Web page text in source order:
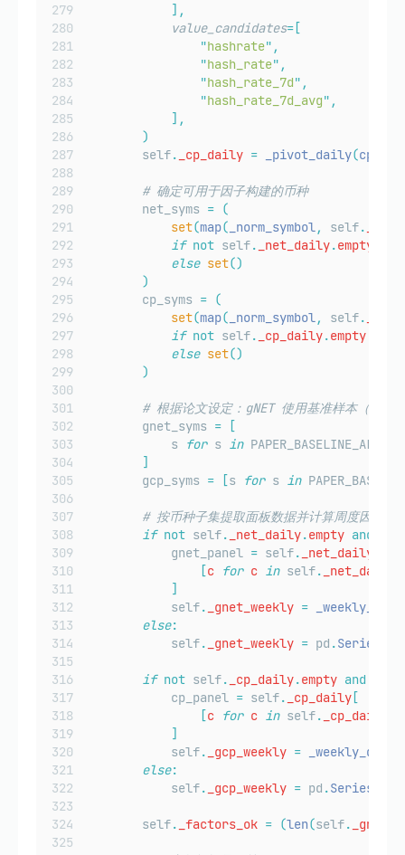
],
value_candidates=[
"hashrate" ,
"hash_rate" ,
"hash_rate_7d" ,
"hash_rate_7d_avg" ,
],
)
        self
. _cp_daily = _pivot_daily(cp_raw
# 确定可用于因子构建的币种
        net_syms
= (
set(map( _norm_symbol, self.
if not self. _net_daily.empty
else set()
)
        cp_syms
= (
set(map( _norm_symbol, self.
if not self. _cp_daily.empty
else set()
)
# 根据论文设定：gNET 使用基准样本（排除
        gnet_syms
=
[
            s
for s in PAPER_BASELINE_ALL
]
        gcp_syms
= [s for s in
# 按币种子集提取面板数据并计算周度因子
if not self. _net_daily.empty and
            gnet_panel
= self. _net_daily
[c for c in self. _net_daily
]
            self
. _gnet_weekly =
else:
            self
. _gnet_weekly = pd .Series
if not self. _cp_daily.empty and
            cp_panel
= self. _cp_daily [
[c for c in self. _cp_daily
]
            self
. _gcp_weekly =
else:
            self
. _gcp_weekly = pd .Series
        self
. _factors_ok = (len(self.